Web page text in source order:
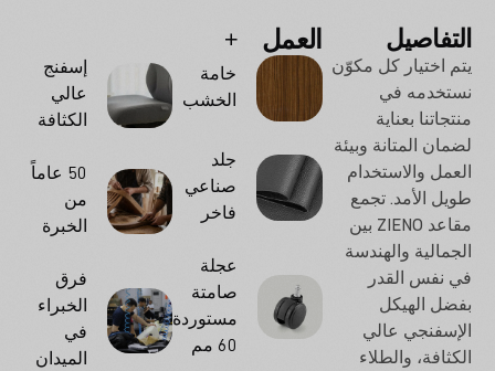
التفاصيل
يتم اختيار كل مكوّن
نستخدمه في
منتجاتنا بعناية
لضمان المتانة وبيئة
العمل والاستخدام
طويل الأمد. تجمع
مقاعد ZIENO بين
الجمالية والهندسة
في نفس القدر
بفضل الهيكل
الإسفنجي عالي
الكثافة، والطلاء
العمل
خامة
الخشب
جلد
صناعي
فاخر
عجلة
صامتة
مستوردة
60 مم
إسفنج
عالي
الكثافة
50 عاماً
من
الخبرة
فرق
الخبراء
في
الميدان